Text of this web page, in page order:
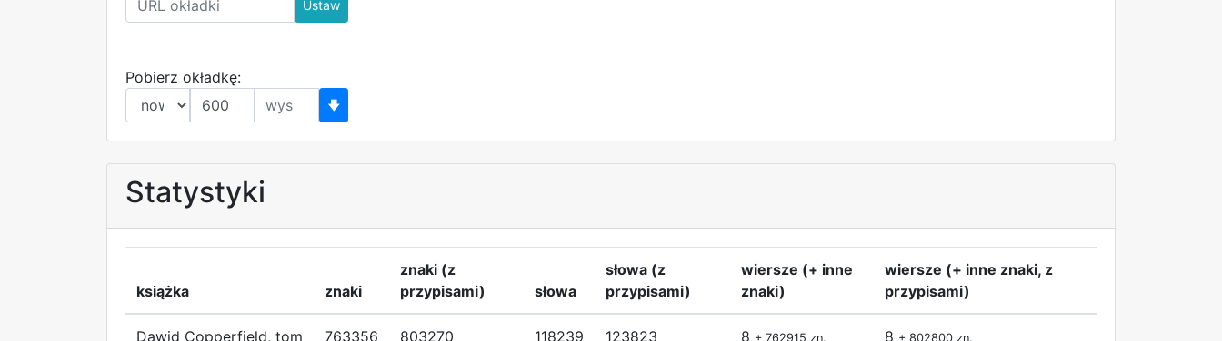
Ustaw
Pobierz okładkę:
🡇
Statystyki
książka znaki
znaki (z
przypisami)
słowa
słowa (z
przypisami)
wiersze (+ inne
znaki)
wiersze (+ inne znaki, z
przypisami)
Dawid Copperfield, tom 763356 803270 118239 123823 8 + 762915 zn. 8 + 802800 zn.